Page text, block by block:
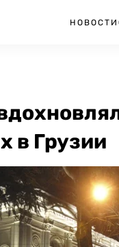
НОВОСТИ
в Грузии